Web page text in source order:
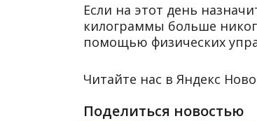
Если на этот день
килограммы больше
помощью физических
Читайте нас в Яндекс
Поделиться новостью